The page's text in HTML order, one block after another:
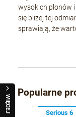
WIĘCEJ
wysokich plonów
się bliżej tej
sprawiają, że
Popularne
Serious 6